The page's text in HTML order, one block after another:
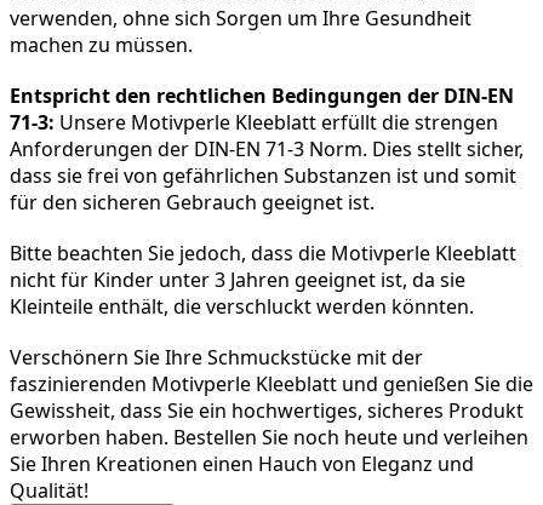
verwenden, ohne sich Sorgen um Ihre Gesundheit
machen zu müssen.
Entspricht den rechtlichen Bedingungen der DIN-EN
71-3: Unsere Motivperle Kleeblatt erfüllt die strengen
Anforderungen der DIN-EN 71-3 Norm. Dies stellt sicher,
dass sie frei von gefährlichen Substanzen ist und somit
für den sicheren Gebrauch geeignet ist.
Bitte beachten Sie jedoch, dass die Motivperle Kleeblatt
nicht für Kinder unter 3 Jahren geeignet ist, da sie
Kleinteile enthält, die verschluckt werden könnten.
Verschönern Sie Ihre Schmuckstücke mit der
faszinierenden Motivperle Kleeblatt und genießen Sie die
Gewissheit, dass Sie ein hochwertiges, sicheres Produkt
erworben haben. Bestellen Sie noch heute und verleihen
Sie Ihren Kreationen einen Hauch von Eleganz und
Qualität!